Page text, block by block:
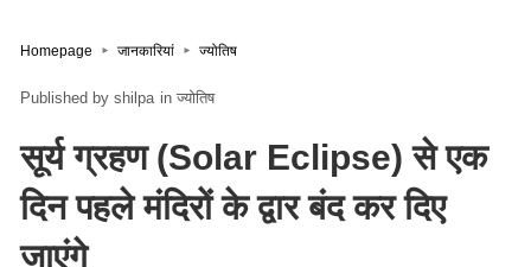
Homepage जानकारियां ज्योतिष
shilpa in ज्योतिष
सूर्य ग्रहण (Solar Eclipse) से एक
दिन पहले मंदिरों के द्वार बंद कर दिए
जाएंगे